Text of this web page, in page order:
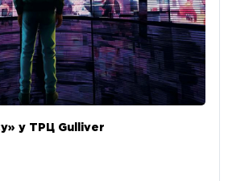
у ТРЦ Gulliver